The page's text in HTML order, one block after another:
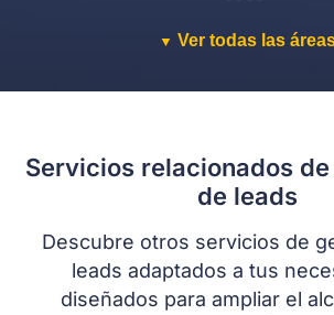
▼ Ver todas las
Servicios relacionados
de leads
Descubre otros servicios de
leads adaptados a tus
diseñados para ampliar el